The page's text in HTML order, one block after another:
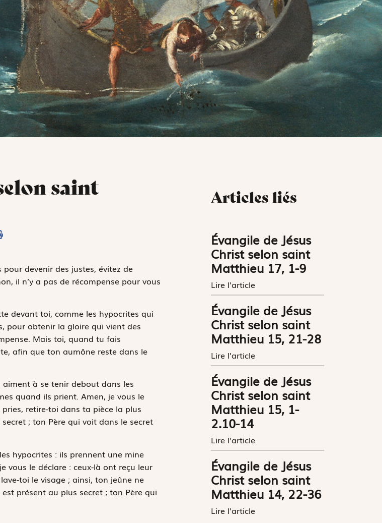
saint
pour devenir des justes, évitez de
il n’y a pas de récompense pour vous
devant toi, comme les hypocrites qui
pour obtenir la gloire qui vient des
Mais toi, quand tu fais
afin que ton aumône reste dans le
aiment à se tenir debout dans les
quand ils prient. Amen, je vous le
retire-toi dans ta pièce la plus
; ton Père qui voit dans le secret
hypocrites : ils prennent une mine
vous le déclare : ceux-là ont reçu leur
toi le visage ; ainsi, ton jeûne ne
présent au plus secret ; ton Père qui
Articles liés
Évangile de Jésus
Christ selon saint
Matthieu 17, 1-9
Lire l'article
Évangile de Jésus
Christ selon saint
Matthieu 15, 21-28
Lire l'article
Évangile de Jésus
Christ selon saint
Matthieu 15, 1-
2.10-14
Lire l'article
Évangile de Jésus
Christ selon saint
Matthieu 14, 22-36
Lire l'article